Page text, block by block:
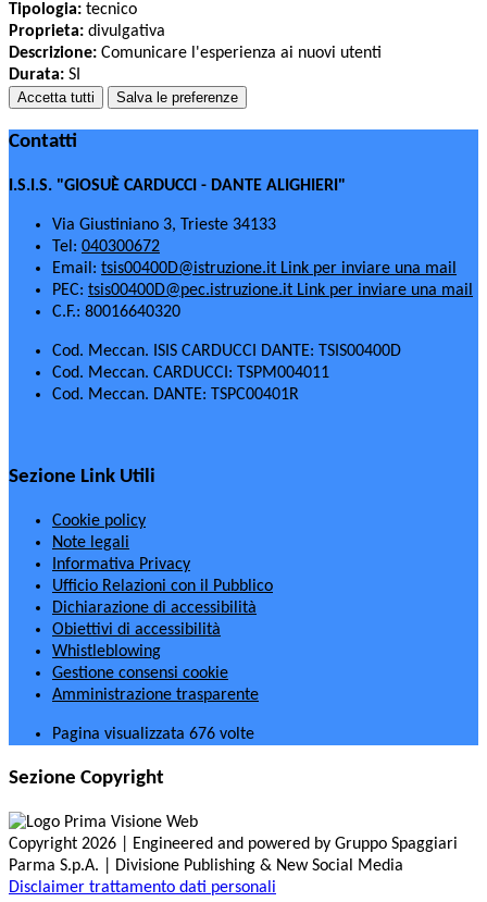
Tipologia: tecnico
Proprieta: divulgativa
Descrizione: Comunicare l'esperienza ai nuovi utenti
Durata: SI
Accetta tutti Salva le preferenze
Contatti
I.S.I.S. "GIOSUÈ CARDUCCI - DANTE ALIGHIERI"
Via Giustiniano 3, Trieste 34133
Tel: 040300672
Email: tsis00400D@istruzione.it Link per inviare una mail
PEC: tsis00400D@pec.istruzione.it Link per inviare una mail
C.F.: 80016640320
Cod. Meccan. ISIS CARDUCCI DANTE: TSIS00400D
Cod. Meccan. CARDUCCI: TSPM004011
Cod. Meccan. DANTE: TSPC00401R
Sezione Link Utili
Cookie policy
Note legali
Informativa Privacy
Ufficio Relazioni con il Pubblico
Dichiarazione di accessibilità
Obiettivi di accessibilità
Whistleblowing
Gestione consensi cookie
Amministrazione trasparente
Pagina visualizzata 676 volte
Sezione Copyright
Copyright 2026 | Engineered and powered by Gruppo Spaggiari
Parma S.p.A. | Divisione Publishing & New Social Media
Disclaimer trattamento dati personali